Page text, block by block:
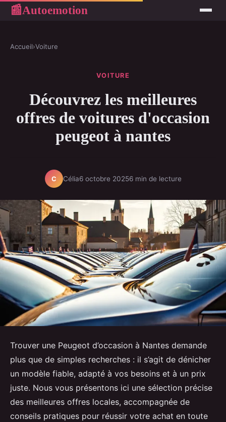
📰Autoemotion
Accueil›Voiture
VOITURE
Découvrez les meilleures
offres de voitures d'occasion
peugeot à nantes
C Célia6 octobre 20256 min de lecture
Trouver une Peugeot d’occasion à Nantes demande
plus que de simples recherches : il s’agit de dénicher
un modèle fiable, adapté à vos besoins et à un prix
juste. Nous vous présentons ici une sélection précise
des meilleures offres locales, accompagnée de
conseils pratiques pour réussir votre achat en toute